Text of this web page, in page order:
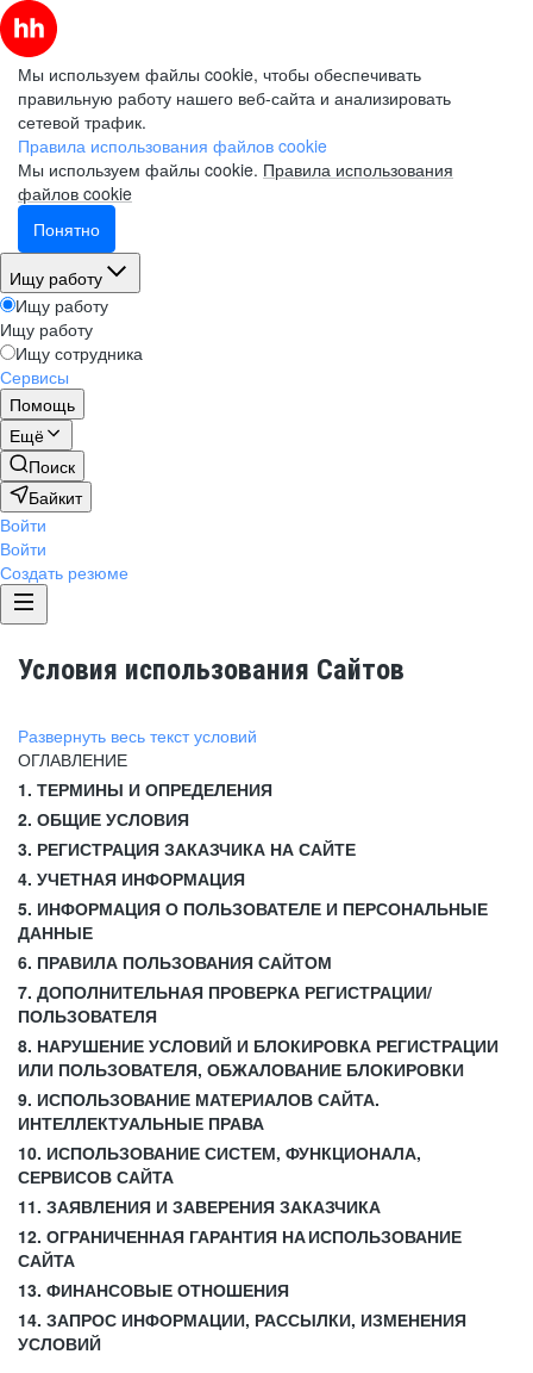
Мы используем файлы cookie, чтобы обеспечивать
правильную работу нашего веб-сайта и анализировать
сетевой трафик.
Правила использования файлов cookie
Мы используем файлы cookie. Правила использования
файлов cookie
Понятно
Ищу работу
Ищу работу
Ищу работу
Ищу сотрудника
Сервисы
Помощь
Ещё
Поиск
Байкит
Войти
Войти
Создать резюме
Условия использования Сайтов
Развернуть весь текст условий
ОГЛАВЛЕНИЕ
1. ТЕРМИНЫ И ОПРЕДЕЛЕНИЯ
2. ОБЩИЕ УСЛОВИЯ
3. РЕГИСТРАЦИЯ ЗАКАЗЧИКА НА САЙТЕ
4. УЧЕТНАЯ ИНФОРМАЦИЯ
5. ИНФОРМАЦИЯ О ПОЛЬЗОВАТЕЛЕ И ПЕРСОНАЛЬНЫЕ
ДАННЫЕ
6. ПРАВИЛА ПОЛЬЗОВАНИЯ САЙТОМ
7. ДОПОЛНИТЕЛЬНАЯ ПРОВЕРКА РЕГИСТРАЦИИ/
ПОЛЬЗОВАТЕЛЯ
8. НАРУШЕНИЕ УСЛОВИЙ И БЛОКИРОВКА РЕГИСТРАЦИИ
ИЛИ ПОЛЬЗОВАТЕЛЯ, ОБЖАЛОВАНИЕ БЛОКИРОВКИ
9. ИСПОЛЬЗОВАНИЕ МАТЕРИАЛОВ САЙТА.
ИНТЕЛЛЕКТУАЛЬНЫЕ ПРАВА
10. ИСПОЛЬЗОВАНИЕ СИСТЕМ, ФУНКЦИОНАЛА,
СЕРВИСОВ САЙТА
11. ЗАЯВЛЕНИЯ И ЗАВЕРЕНИЯ ЗАКАЗЧИКА
12. ОГРАНИЧЕННАЯ ГАРАНТИЯ НА ИСПОЛЬЗОВАНИЕ
САЙТА
13. ФИНАНСОВЫЕ ОТНОШЕНИЯ
14. ЗАПРОС ИНФОРМАЦИИ, РАССЫЛКИ, ИЗМЕНЕНИЯ
УСЛОВИЙ